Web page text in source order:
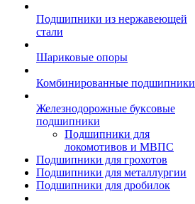
Подшипники из нержавеющей
стали
Шариковые опоры
Комбинированные подшипники
Железнодорожные буксовые
подшипники
Подшипники для
локомотивов и МВПС
Подшипники для грохотов
Подшипники для металлургии
Подшипники для дробилок